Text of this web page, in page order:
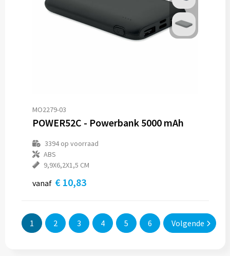
MO2279-03
POWER52C - Powerbank 5000 mAh
3394op voorraad
ABS
9,9X6,2X1,5 CM
vanaf € 10,83
1 2 3 4 5 6 Volgende